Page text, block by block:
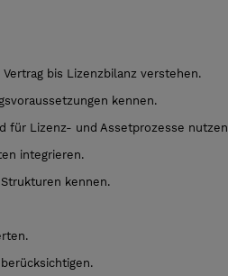
bis Lizenzbilanz verstehen.
kennen.
für Lizenz- und Assetprozesse
integrieren.
kennen.